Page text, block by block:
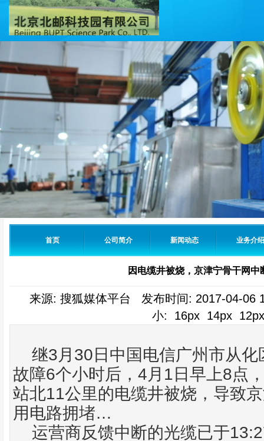
首页 公司简介 新闻动态 业务介绍
因电缆井被烧，京津宁骨干网中
来源: 搜狐媒体平台 发布时间: 2017-04-
小: 16px 14px 12px
继3月 30 日 中国电信广州市从
故障6个小时后， 4月 1 日早上8点
站北11公里的电缆井被烧，导致
用电路拥堵…
运营商反馈中断的光缆已于